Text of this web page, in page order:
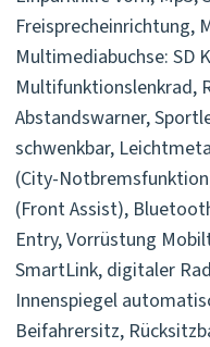
Freisprecheinrichtung,
Multimediabuchse: SD
Multifunktionslenkrad,
Abstandswarner,
schwenkbar,
(City-
(Front Assist),
Entry, Vorrüstung
SmartLink, digitaler
Innenspiegel
Beifahrersitz,